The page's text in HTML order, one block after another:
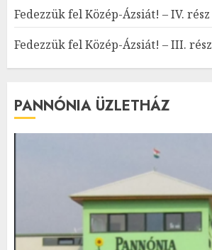
Fedezzük fel Közép-Ázsiát! – IV. rész
Fedezzük fel Közép-Ázsiát! – III. rész
PANNÓNIA ÜZLETHÁZ